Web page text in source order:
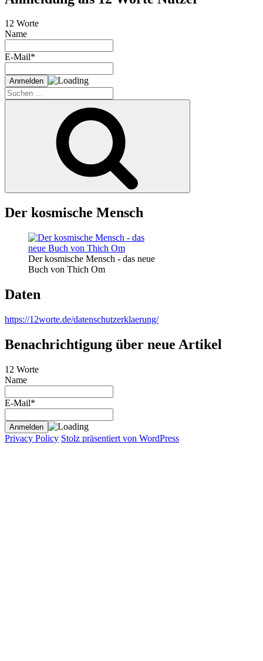
12 Worte
Name
E-Mail*
Suche
nach:
Der kosmische Mensch
Der kosmische Mensch - das neue
Buch von Thich Om
Daten
https://12worte.de/datenschutzerklaerung/
Benachrichtigung über neue Artikel
12 Worte
Name
E-Mail*
Privacy Policy Stolz präsentiert von WordPress